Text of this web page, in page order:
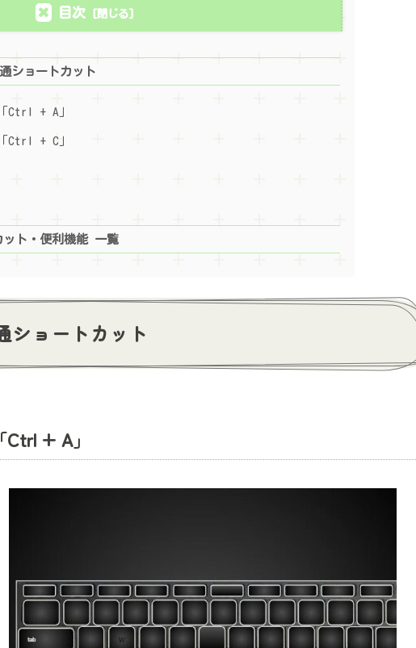
目次
ショートカット
Ctrl + A」
Ctrl + C」
ット・便利機能 一覧
ショートカット
+ A」